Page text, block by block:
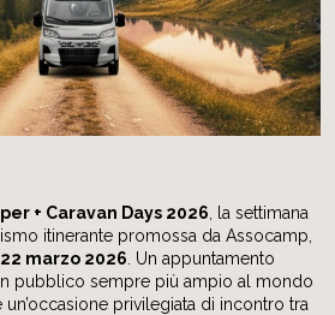
+ Caravan Days 2026 , la settimana
itinerante promossa da Assocamp,
marzo 2026 . Un appuntamento
pubblico sempre più ampio al mondo
privilegiata di incontro tra